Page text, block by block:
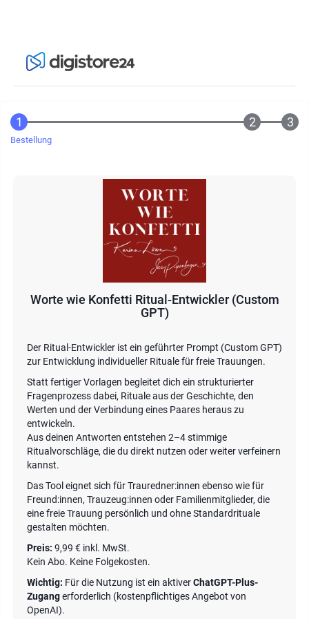
Bestellung
Worte wie Konfetti Ritual-Entwickler (Custom
GPT)
Der Ritual-Entwickler ist ein geführter Prompt (Custom GPT)
zur Entwicklung individueller Rituale für freie Trauungen.
Statt fertiger Vorlagen begleitet dich ein strukturierter
Fragenprozess dabei, Rituale aus der Geschichte, den
Werten und der Verbindung eines Paares heraus zu
entwickeln.
Aus deinen Antworten entstehen 2–4 stimmige
Ritualvorschläge, die du direkt nutzen oder weiter verfeinern
kannst.
Das Tool eignet sich für Trauredner:innen ebenso wie für
Freund:innen, Trauzeug:innen oder Familienmitglieder, die
eine freie Trauung persönlich und ohne Standardrituale
gestalten möchten.
Preis: 9,99 € inkl. MwSt.
Kein Abo. Keine Folgekosten.
Wichtig: Für die Nutzung ist ein aktiverChatGPT-Plus-
Zugangerforderlich (kostenpflichtiges Angebot von
OpenAI).